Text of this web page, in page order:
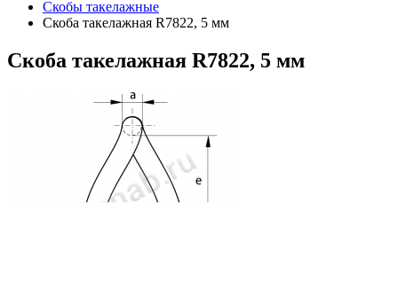
Скобы такелажные
Скоба такелажная R7822, 5 мм
Скоба такелажная R7822, 5 мм